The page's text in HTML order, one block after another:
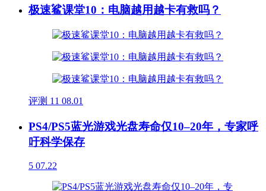
极速鲨课堂10：电脑越用越卡有救吗？
评测 11 08.01
PS4/PS5蓝光游戏光盘寿命仅10–20年，专家呼
吁科学保存
5 07.22